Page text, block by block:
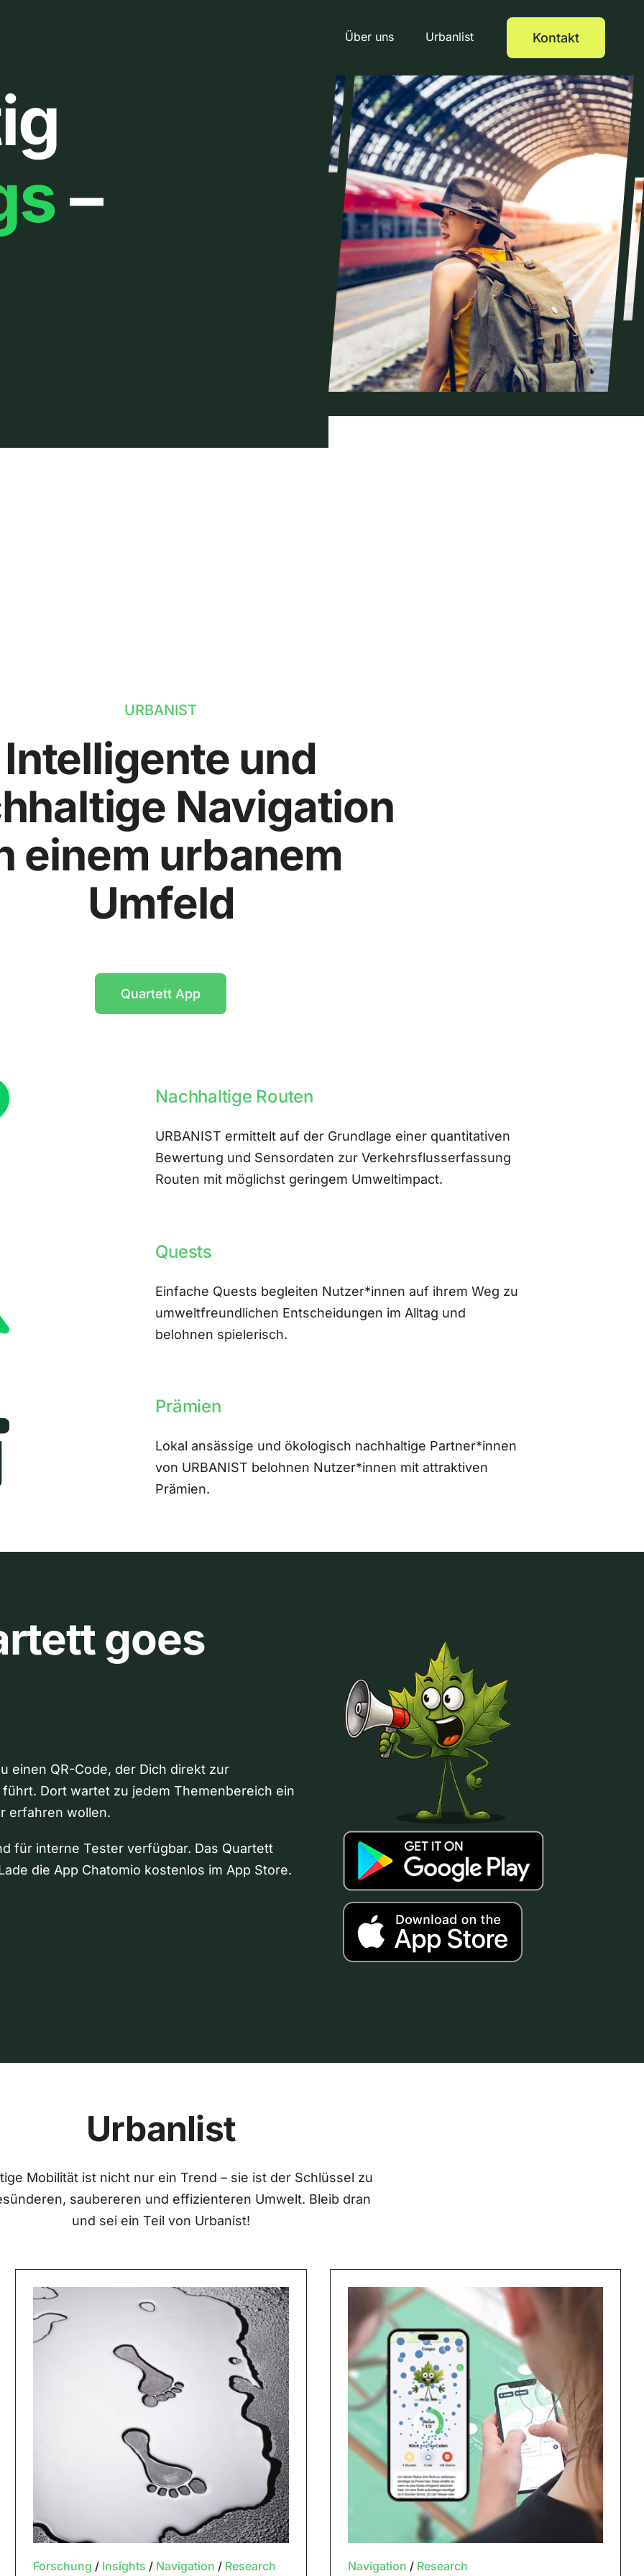
Über uns Urbanlist Kontakt
–
URBANIST
Intelligente und
Navigation
einem urbanem
Umfeld
Quartett App
Nachhaltige Routen
URBANIST ermittelt auf der Grundlage einer quantitativen
Bewertung und Sensordaten zur Verkehrsflusserfassung
Routen mit möglichst geringem Umweltimpact.
Quests
Einfache Quests begleiten Nutzer*innen auf ihrem Weg zu
umweltfreundlichen Entscheidungen im Alltag und
belohnen spielerisch.
Prämien
Lokal ansässige und ökologisch nachhaltige Partner*innen
von URBANIST belohnen Nutzer*innen mit attraktiven
Prämien.
goes
einen QR-Code, der Dich direkt zur
Dort wartet zu jedem Themenbereich ein
erfahren wollen.
für interne Tester verfügbar. Das Quartett
die App Chatomio kostenlos im App Store.
Urbanlist
Mobilität ist nicht nur ein Trend – sie ist der Schlüssel zu
saubereren und effizienteren Umwelt. Bleib dran
und sei ein Teil von Urbanist!
Forschung / Insights / Navigation / Research Navigation / Research